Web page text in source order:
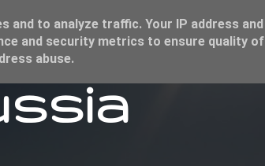
to analyze traffic. Your IP address and
and security metrics to ensure quality of
abuse.